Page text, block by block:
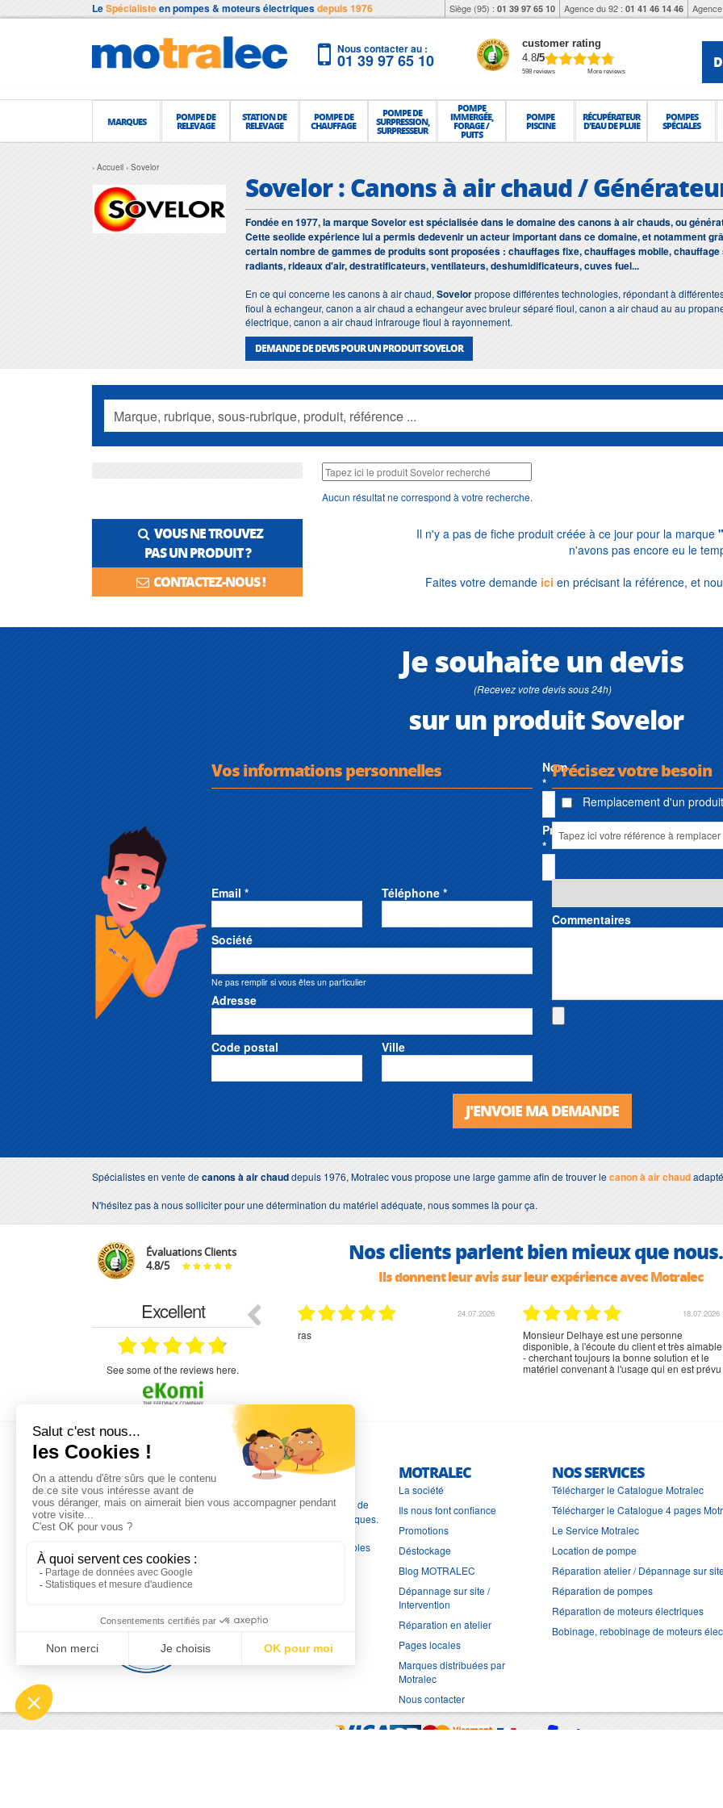
LeSpécialisteen pompes & moteurs électriquesdepuis 1976 Siège (95) : 01 39 97 65 10 Agence du 92 : 01 41 46 14 46
Nous contacter au :
01 39 97 65 10
customer rating
4.8/5
598 reviews More reviews
MARQUES POMPE DE
RELEVAGE
STATION DE
RELEVAGE
POMPE DE
CHAUFFAGE
POMPE DE
SURPRESSION,
SURPRESSEUR
POMPE
IMMERGÉE,
FORAGE /
PUITS
POMPE
PISCINE
RÉCUPÉRATEUR
D'EAU DE PLUIE
POMPES
SPÉCIALES
Accueil Sovelor
Sovelor : Canons à air chaud /
Fondée en 1977, la marque Sovelor est spécialisée dans le domaine des canons à air chauds, ou
Cette seolide expérience lui a permis dedevenir un acteur important dans ce domaine, et notamment
certain nombre de gammes de produits sont proposées : chauffages fixe, chauffages mobile,
radiants, rideaux d'air, destratificateurs, ventilateurs, deshumidificateurs, cuves fuel...
En ce qui concerne les canons à air chaud, Sovelorpropose différentes technologies, répondant à
fioul à echangeur, canon a air chaud a echangeur avec bruleur séparé fioul, canon a air chaud au au
électrique, canon a air chaud infrarouge fioul à rayonnement.
DEMANDE DE DEVIS POUR UN PRODUIT SOVELOR
VOUS NE TROUVEZ
PAS UN PRODUIT ?
CONTACTEZ-NOUS !
Aucun résultat ne correspond à votre recherche.
Il n'y a pas de fiche produit créée à ce jour pour la marque
n'avons pas encore eu le
Faites votre demande ici en précisant la référence, et
Je souhaite un devis
(Recevez votre devis sous 24h)
sur un produit Sovelor
Vos informations personnelles
Nom
*
Prénom
*
Email * Téléphone *
Société
Ne pas remplir si vous êtes un particulier
Adresse
Code postal Ville
Précisez votre besoin
Remplacement d'un
Commentaires
J'ENVOIE MA DEMANDE
Spécialistes en vente decanons à air chauddepuis 1976, Motralec vous propose une large gamme afin de trouver lecanon à air chaud
N'hésitez pas à nous solliciter pour une détermination du matériel adéquate, nous sommes là pour ça.
Évaluations Clients
4.8/5 Nos clients parlent bien mieux que
Ils donnent leur avis sur leur expérience avec Motralec
Excellent
see some of the reviews here.
07.07.2026
bien rien a dire .what else
02.07.2026
RAS
02.07.2026
rien à signaler, très content
L'EXPERTISE MOTRALEC
Depuis 1976, nous sommes
Franceen pompes de relevage, station de relevage, pompe de
chauffage, suppression, forage, immergée et moteurs électriques.
Nous assurons
, tout en travaillant avec les marques les plus fiables
du marché.
MOTRALEC
La société
Ils nous font confiance
Promotions
Déstockage
Blog MOTRALEC
Dépannage sur site /
Intervention
Réparation en atelier
Pages locales
Marques distribuées par
Motralec
Nous contacter
NOS SERVICES
Télécharger le Catalogue Motralec
Télécharger le Catalogue 4 pages
Le Service Motralec
Location de pompe
Réparation atelier / Dépannage sur
Réparation de pompes
Réparation de moteurs électriques
Bobinage, rebobinage de moteurs